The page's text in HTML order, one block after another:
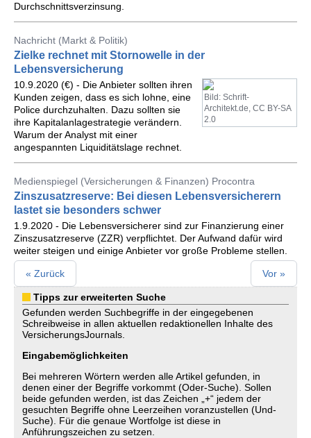
Durchschnittsverzinsung.
Nachricht (Markt & Politik)
Zielke rechnet mit Stornowelle in der
Lebensversicherung
Bild: Schrift-
Architekt.de, CC BY-SA
2.0
10.9.2020 (€) - Die Anbieter sollten ihren
Kunden zeigen, dass es sich lohne, eine
Police durchzuhalten. Dazu sollten sie
ihre Kapitalanlagestrategie verändern.
Warum der Analyst mit einer
angespannten Liquiditätslage rechnet.
Medienspiegel (Versicherungen & Finanzen) Procontra
Zinszusatzreserve: Bei diesen Lebensversicherern
lastet sie besonders schwer
1.9.2020 - Die Lebensversicherer sind zur Finanzierung einer
Zinszusatzreserve (ZZR) verpflichtet. Der Aufwand dafür wird
weiter steigen und einige Anbieter vor große Probleme stellen.
« Zurück Vor »
Tipps zur erweiterten Suche
Gefunden werden Suchbegriffe in der eingegebenen
Schreibweise in allen aktuellen redaktionellen Inhalte des
VersicherungsJournals.
Eingabemöglichkeiten
Bei mehreren Wörtern werden alle Artikel gefunden, in
denen einer der Begriffe vorkommt (Oder-Suche). Sollen
beide gefunden werden, ist das Zeichen „+“ jedem der
gesuchten Begriffe ohne Leerzeihen voranzustellen (Und-
Suche). Für die genaue Wortfolge ist diese in
Anführungszeichen zu setzen.